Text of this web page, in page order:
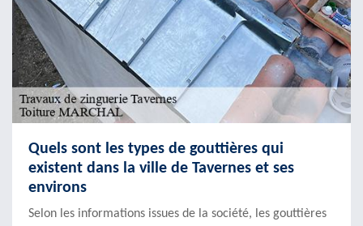
Quels sont les types de gouttières qui
existent dans la ville de Tavernes et ses
environs
Selon les informations issues de la société, les gouttières